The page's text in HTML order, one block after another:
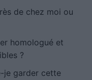
de chez moi ou
homologué et
?
je garder cette